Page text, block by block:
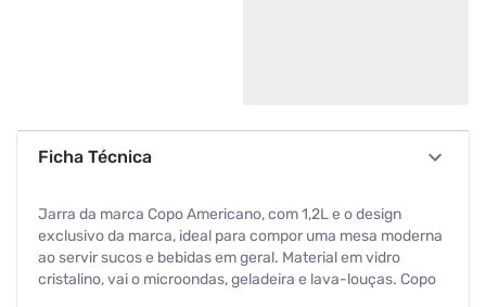
Ficha Técnica
Jarra da marca Copo Americano, com 1,2L e o design
exclusivo da marca, ideal para compor uma mesa moderna
ao servir sucos e bebidas em geral. Material em vidro
cristalino, vai o microondas, geladeira e lava-louças. Copo